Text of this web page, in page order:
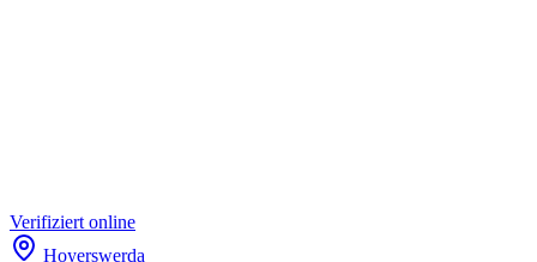
Verifiziert online
Hoyerswerda